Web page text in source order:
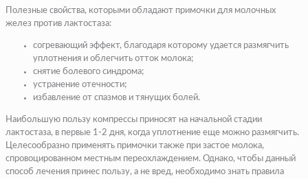
Полезные свойства, которыми обладают примочки для молочных
желез против лактостаза:
согревающий эффект, благодаря которому удается размягчить
уплотнения и облегчить отток молока;
снятие болевого синдрома;
устранение отечности;
избавление от спазмов и тянущих болей.
Наибольшую пользу компрессы приносят на начальной стадии
лактостаза, в первые 1-2 дня, когда уплотнение еще можно размягчить.
Целесообразно применять примочки также при застое молока,
спровоцированном местным переохлаждением. Однако, чтобы данный
способ лечения принес пользу, а не вред, необходимо знать правила